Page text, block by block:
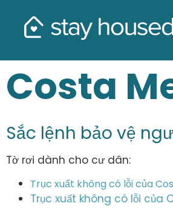
Costa
Sắc lệnh bảo vệ
Tờ rơi dành cho cư dân:
Trục xuất không có lỗi của
Trục xuất không có lỗi của